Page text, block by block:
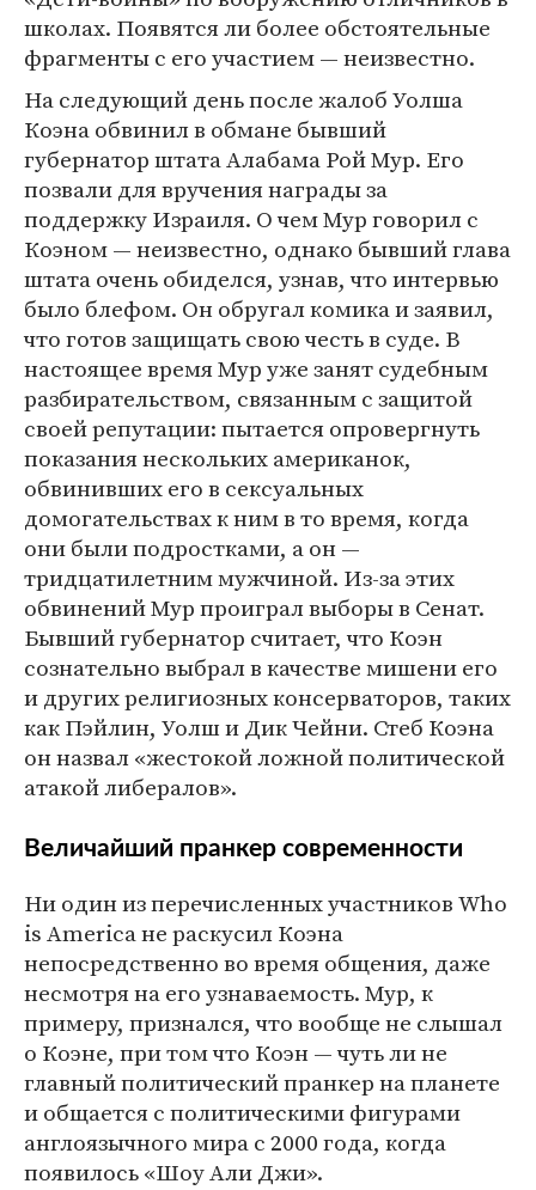
школах. Появятся ли более обстоятельные
фрагменты с его участием — неизвестно.
На следующий день после жалоб Уолша
Коэна обвинил в обмане бывший
губернатор штата Алабама Рой Мур. Его
позвали для вручения награды за
поддержку Израиля. О чем Мур говорил с
Коэном — неизвестно, однако бывший глава
штата очень обиделся, узнав, что интервью
было блефом. Он обругал комика и заявил,
что готов защищать свою честь в суде. В
настоящее время Мур уже занят судебным
разбирательством, связанным с защитой
своей репутации: пытается опровергнуть
показания нескольких американок,
обвинивших его в сексуальных
домогательствах к ним в то время, когда
они были подростками, а он —
тридцатилетним мужчиной. Из-за этих
обвинений Мур проиграл выборы в Сенат.
Бывший губернатор считает, что Коэн
сознательно выбрал в качестве мишени его
и других религиозных консерваторов, таких
как Пэйлин, Уолш и Дик Чейни. Стеб Коэна
он назвал «жестокой ложной политической
атакой либералов».
Величайший пранкер современности
Ни один из перечисленных участников Who
is America не раскусил Коэна
непосредственно во время общения, даже
несмотря на его узнаваемость. Мур, к
примеру, признался, что вообще не слышал
о Коэне, при том что Коэн — чуть ли не
главный политический пранкер на планете
и общается с политическими фигурами
англоязычного мира с 2000 года, когда
появилось «Шоу Али Джи».